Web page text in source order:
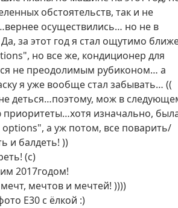
обстоятельств, так и не
осуществились… но не в
за этот год я стал ощутимо
но все же, кондиционер для
не преодолимым рубиконом… а
я уже вообще стал забывать… ((
деться…поэтому, мож в
приоритеты…хотя изначально,
а уж потом, все поварить/
и балдеть! ))
(с)
2017годом!
мечтов и мечтей! ))))
Е30 с ёлкой :)